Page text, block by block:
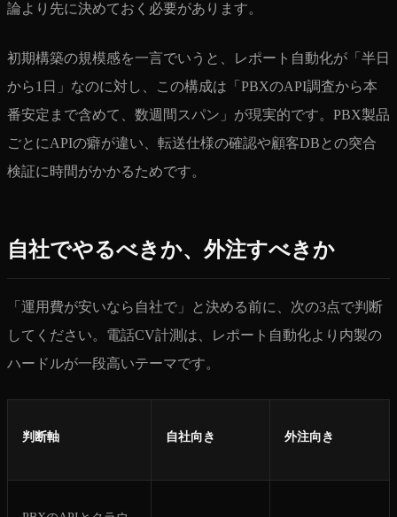
論より先に決めておく必要があります。
初期構築の規模感を一言でいうと、レポート自動化が「半日
から1日」なのに対し、この構成は「PBXのAPI調査から本
番安定まで含めて、数週間スパン」が現実的です。PBX製品
ごとにAPIの癖が違い、転送仕様の確認や顧客DBとの突合
検証に時間がかかるためです。
自社でやるべきか、外注すべきか
「運用費が安いなら自社で」と決める前に、次の3点で判断
してください。電話CV計測は、レポート自動化より内製の
ハードルが一段高いテーマです。
判断軸 自社向き 外注向き